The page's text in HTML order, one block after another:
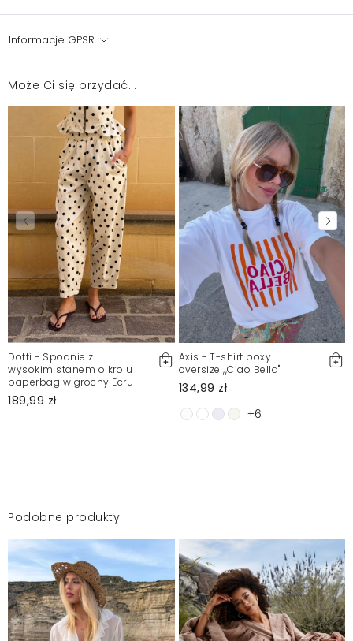
Informacje GPSR
Może Ci się przydać...
Dotti - Spodnie z
wysokim stanem o kroju
paperbag w grochy Ecru
189,99 zł
Axis - T-shirt boxy
oversize ,,Ciao Bella"
134,99 zł
+6
Podobne produkty: